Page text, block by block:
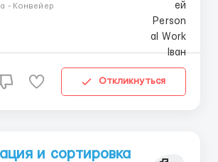
чіткі процеси й зарплата, яка
годинами заходиш на зміну і спокійно
- Конвейер
Откликнуться
и сортировка